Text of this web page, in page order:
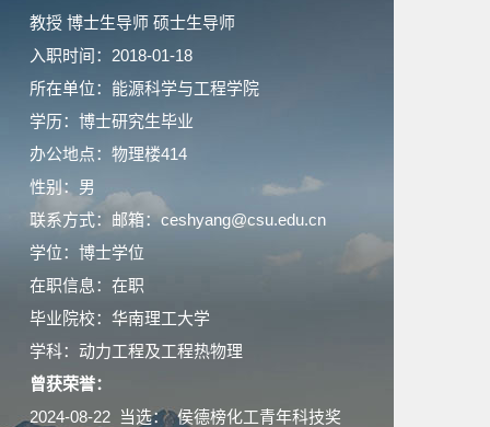
教授 博士生导师 硕士生导师
入职时间：2018-01-18
所在单位：能源科学与工程学院
学历：博士研究生毕业
办公地点：物理楼414
性别：男
联系方式：邮箱：ceshyang@csu.edu.cn
学位：博士学位
在职信息：在职
毕业院校：华南理工大学
学科：动力工程及工程热物理
曾获荣誉：
2024-08-22 当选： 侯德榜化工青年科技奖